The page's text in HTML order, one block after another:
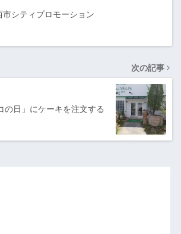
市シティプロモーション
次の記事
の日」にケーキを注文する